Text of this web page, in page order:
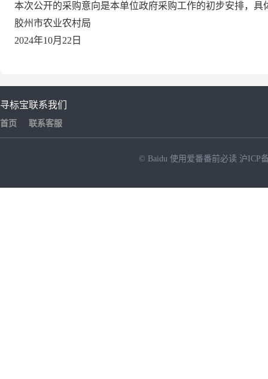
本次公开的采购意向是本单位政府采购工作的初步安排，
胶州市农业农村局
2024年10月22日
寻标宝
首页
联系我们
联系客服
© Baidu 使用爱番番前必读 沪ICP